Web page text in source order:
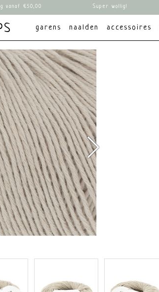
vanaf €50,00 Super wollig!
garens naalden accessoires